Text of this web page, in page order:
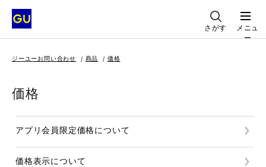
さがす
メニュ
ー
ジーユーお問い合わせ 商品 価格
価格
アプリ会員限定価格について
価格表示について